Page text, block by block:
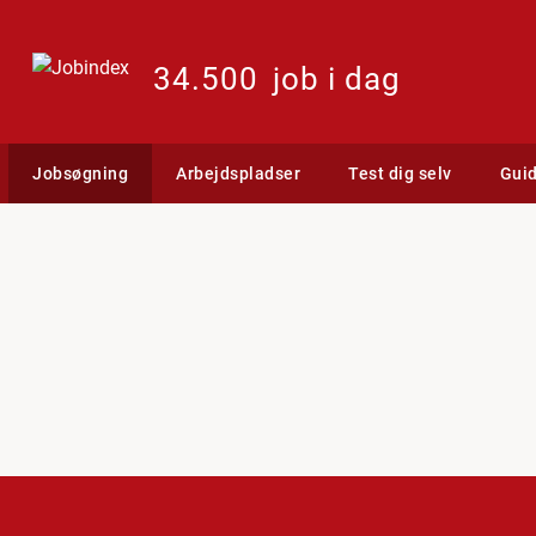
34.500 job i dag
Jobsøgning Arbejdspladser Test dig selv